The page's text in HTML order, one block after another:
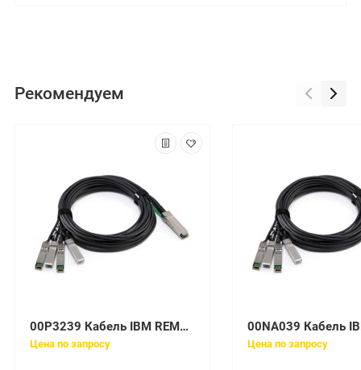
Рекомендуем
00P3239 Кабель IBM REMOTE I/O 10M
Цена по запросу Цена по запросу